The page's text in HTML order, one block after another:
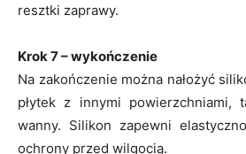
resztki zaprawy.
Krok 7 – wykończenie
Na zakończenie można nałożyć
płytek z innymi powierzchniami,
wanny. Silikon zapewni
ochrony przed wilgocią.